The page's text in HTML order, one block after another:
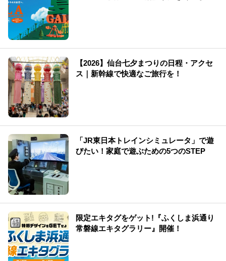
【2026】仙台七夕まつりの日程・アクセ
ス｜新幹線で快適なご旅行を！
「JR東日本トレインシミュレータ」で遊
びたい！家庭で遊ぶための5つのSTEP
限定エキタグをゲット!『ふくしま浜通り
常磐線エキタグラリー』開催！